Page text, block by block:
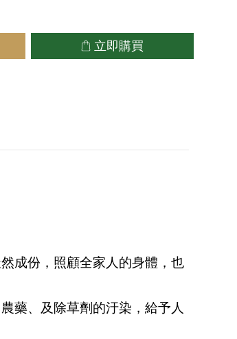
立即購買
成份，照顧全家人的身體，也
藥、及除草劑的汙染，給予人